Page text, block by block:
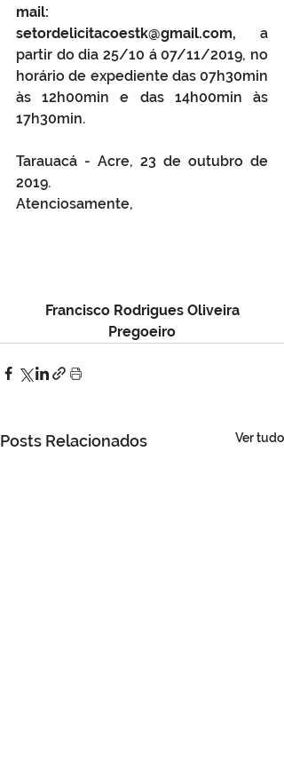
setordelicitacoestk@gmail.com, a
partir do dia 25/10 á 07/11/2019, no
horário de expediente das 07h30min
às 12h00min e das 14h00min às
17h30min.
Tarauacá - Acre, 23 de outubro de
2019.
Atenciosamente,
Francisco Rodrigues Oliveira
Pregoeiro
Posts Relacionados Ver tudo